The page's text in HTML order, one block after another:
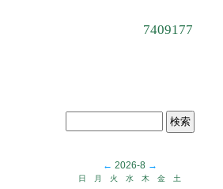
7409177
← 2026-8 →
日 月 火 水 木 金
土